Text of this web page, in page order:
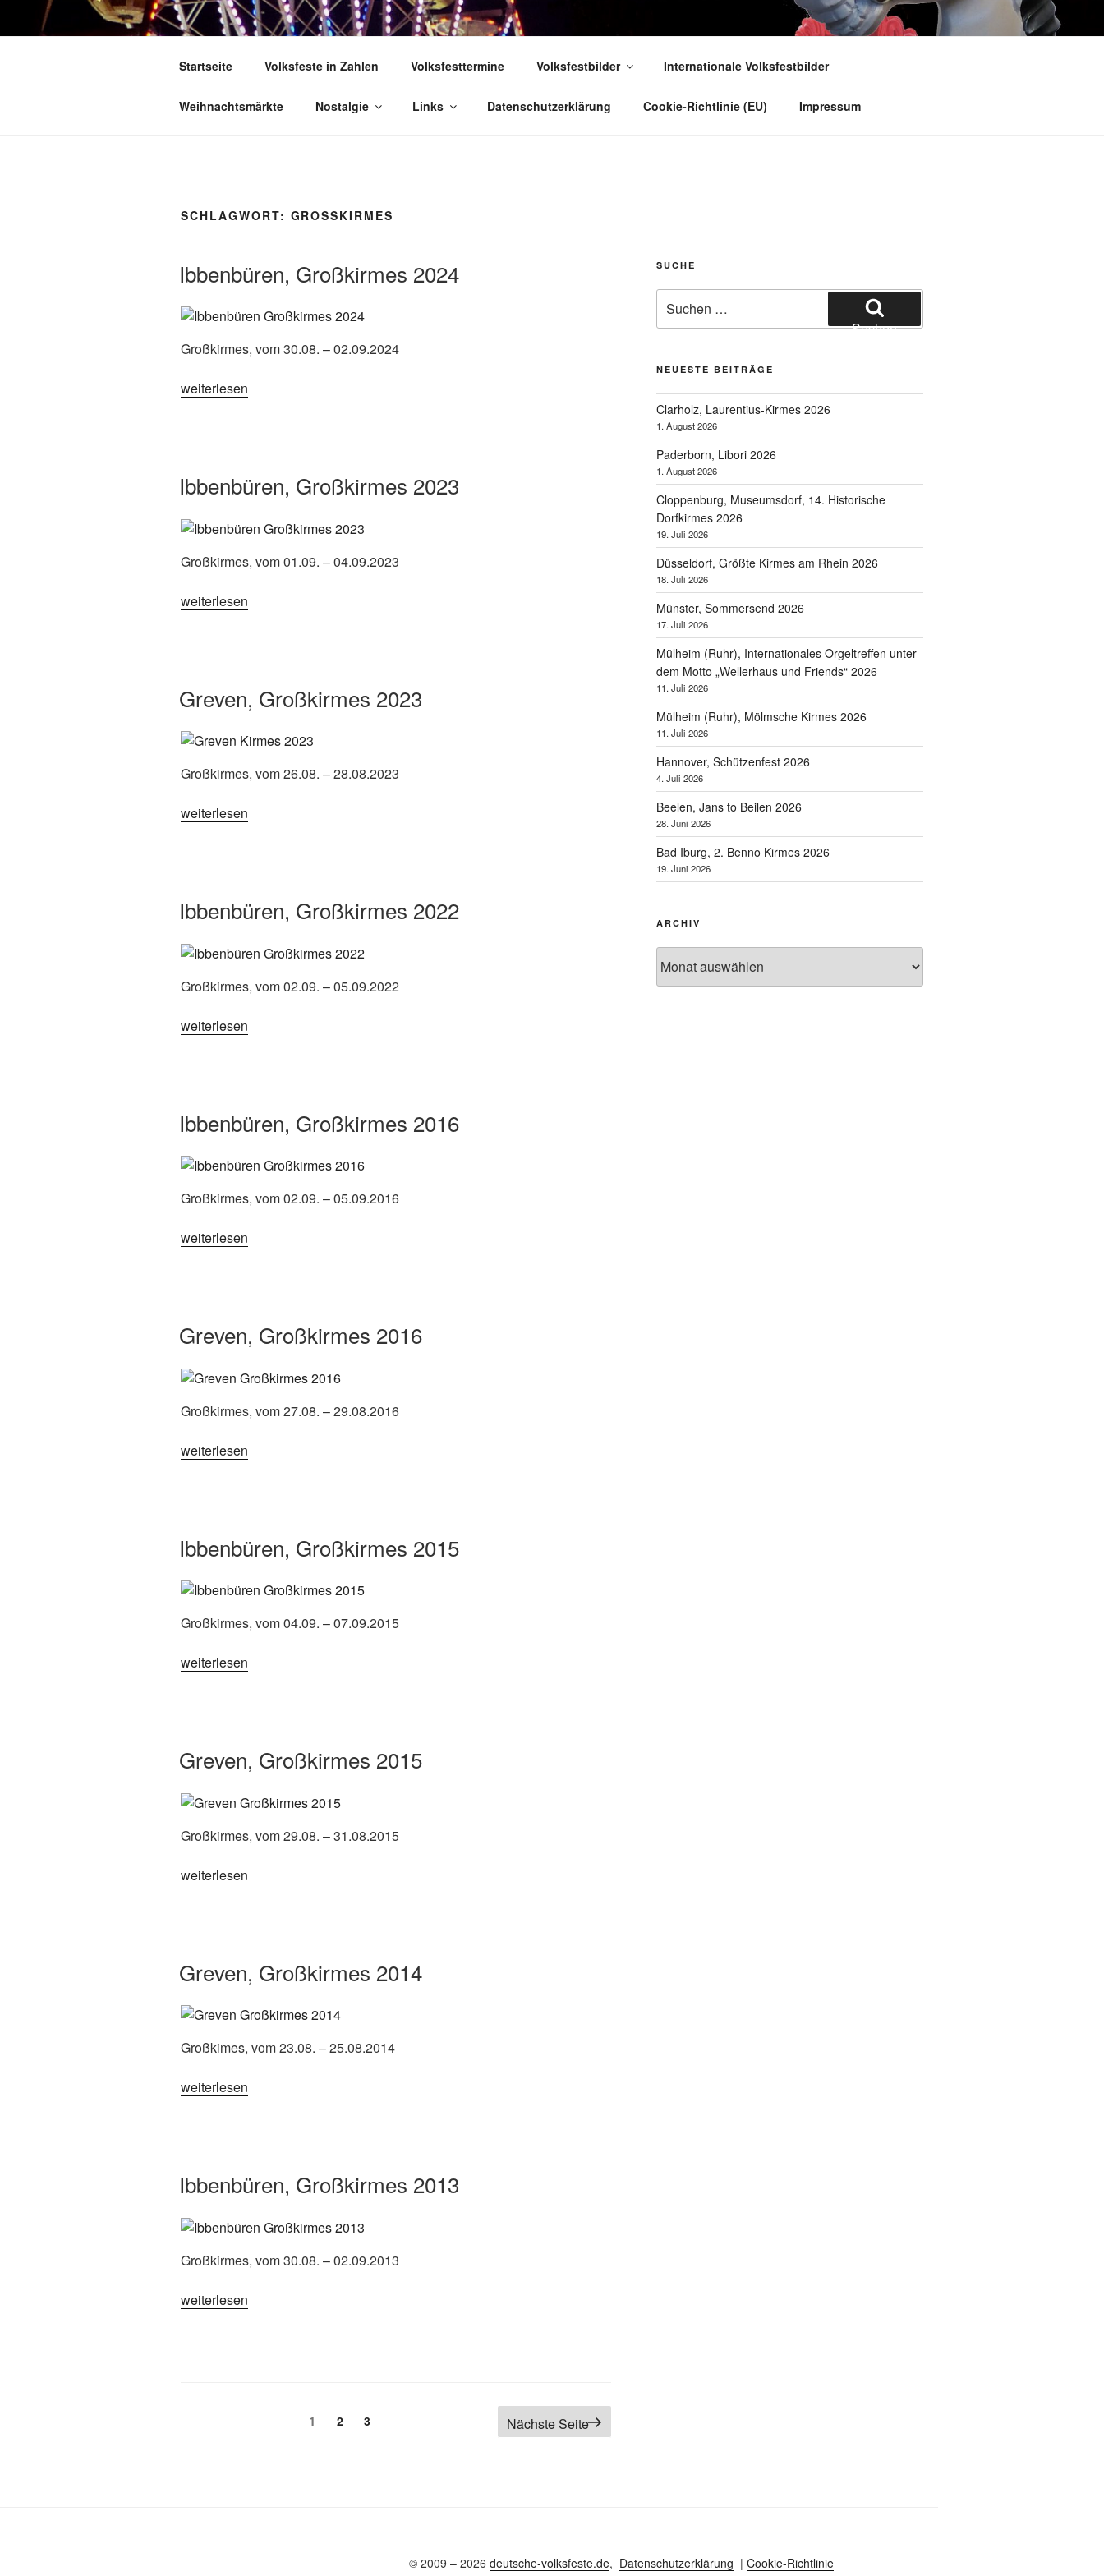
DEUTSCHE VOLKSFESTE
Startseite Volksfeste in Zahlen Volksfesttermine Volksfestbilder Internationale Volksfestbilder
Weihnachtsmärkte Nostalgie Links Datenschutzerklärung Cookie-Richtlinie (EU) Impressum
SCHLAGWORT: GROSSKIRMES
Ibbenbüren, Großkirmes 2024
Großkirmes, vom 30.08. – 02.09.2024
„Ibbenbüren,
weiterlesen
Ibbenbüren, Großkirmes 2023
Großkirmes, vom 01.09. – 04.09.2023
„Ibbenbüren,
weiterlesen
Greven, Großkirmes 2023
Großkirmes, vom 26.08. – 28.08.2023
„Greven,
weiterlesen
Ibbenbüren, Großkirmes 2022
Großkirmes, vom 02.09. – 05.09.2022
„Ibbenbüren,
weiterlesen
Ibbenbüren, Großkirmes 2016
Großkirmes, vom 02.09. – 05.09.2016
„Ibbenbüren,
weiterlesen
Greven, Großkirmes 2016
Großkirmes, vom 27.08. – 29.08.2016
„Greven,
weiterlesen
Ibbenbüren, Großkirmes 2015
Großkirmes, vom 04.09. – 07.09.2015
„Ibbenbüren,
weiterlesen
Greven, Großkirmes 2015
Großkirmes, vom 29.08. – 31.08.2015
„Greven,
weiterlesen
Greven, Großkirmes 2014
Großkimes, vom 23.08. – 25.08.2014
„Greven,
weiterlesen
Ibbenbüren, Großkirmes 2013
Großkirmes, vom 30.08. – 02.09.2013
„Ibbenbüren,
weiterlesen
Seitennummerierung
Seite
1 Seite
2 Seite
3 Nächste Seite
SUCHE
nach:
Suchen
NEUESTE BEITRÄGE
Clarholz, Laurentius-Kirmes 2026
1. August 2026
Paderborn, Libori 2026
1. August 2026
Cloppenburg, Museumsdorf, 14. Historische
Dorfkirmes 2026
19. Juli 2026
Düsseldorf, Größte Kirmes am Rhein 2026
18. Juli 2026
Münster, Sommersend 2026
17. Juli 2026
Mülheim (Ruhr), Internationales Orgeltreffen unter
dem Motto „Wellerhaus und Friends“ 2026
11. Juli 2026
Mülheim (Ruhr), Mölmsche Kirmes 2026
11. Juli 2026
Hannover, Schützenfest 2026
4. Juli 2026
Beelen, Jans to Beilen 2026
28. Juni 2026
Bad Iburg, 2. Benno Kirmes 2026
19. Juni 2026
ARCHIV
© 2009 – 2026 deutsche-volksfeste.de, Datenschutzerklärung | Cookie-Richtlinie